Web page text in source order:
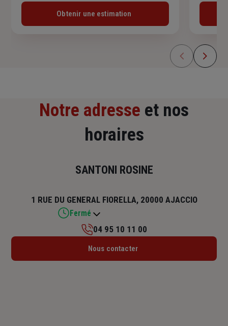
Obtenir une estimation
Notre adresse et nos
horaires
SANTONI ROSINE
1 RUE DU GENERAL FIORELLA, 20000 AJACCIO
Fermé
Lundi : 09h – 12h / 14h – 18h
04 95 10 11 00
Nous contacter